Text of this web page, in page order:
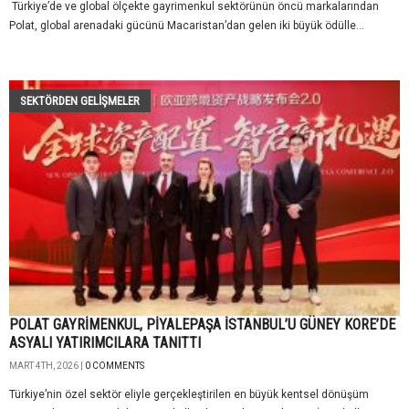
Türkiye’de ve global ölçekte gayrimenkul sektörünün öncü markalarından
Polat, global arenadaki gücünü Macaristan’dan gelen iki büyük ödülle...
SEKTÖRDEN GELIŞMELER
POLAT GAYRİMENKUL, PİYALEPAŞA İSTANBUL’U GÜNEY KORE’DE
ASYALI YATIRIMCILARA TANITTI
MART 4TH, 2026 | 0 COMMENTS
Türkiye’nin özel sektör eliyle gerçekleştirilen en büyük kentsel dönüşüm